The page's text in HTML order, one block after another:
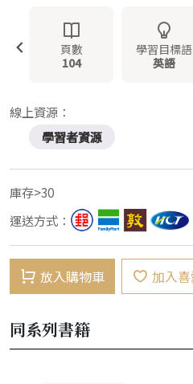
頁數
104
學習目標語
英語
線上資源：
學習者資源
庫存>30
運送方式：
放入購物車 加入
同系列書籍